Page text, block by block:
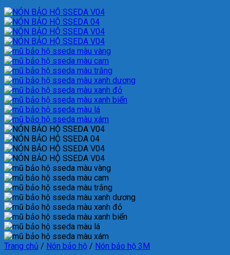
Trang chủ / Nón bảo hộ / Nón bảo hộ 3M